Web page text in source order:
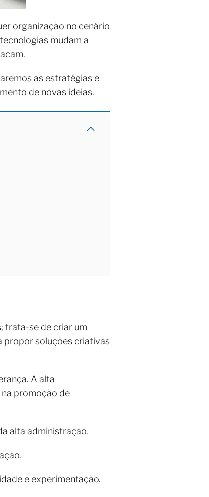
organização no cenário
mudam a
as estratégias e
de novas ideias.
trata-se de criar um
propor soluções criativas
A alta
promoção de
alta administração.
e experimentação.